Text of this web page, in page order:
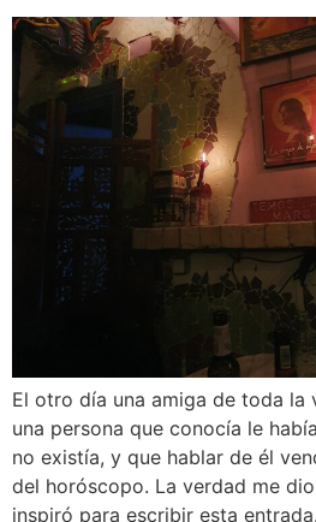
El otro día una amiga de toda la
una persona que conocía le
no existía, y que hablar de él
del horóscopo. La verdad me
inspiró para escribir esta